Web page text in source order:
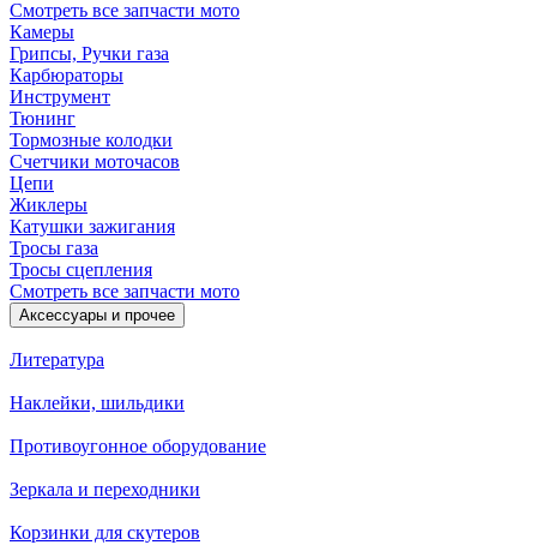
Смотреть все запчасти мото
Камеры
Грипсы, Ручки газа
Карбюраторы
Инструмент
Тюнинг
Тормозные колодки
Счетчики моточасов
Цепи
Жиклеры
Катушки зажигания
Тросы газа
Тросы сцепления
Смотреть все запчасти мото
Аксессуары и прочее
Литература
Наклейки, шильдики
Противоугонное оборудование
Зеркала и переходники
Корзинки для скутеров